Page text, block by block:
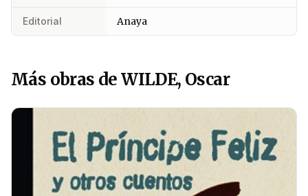
Editorial Anaya
Más obras de WILDE, Oscar